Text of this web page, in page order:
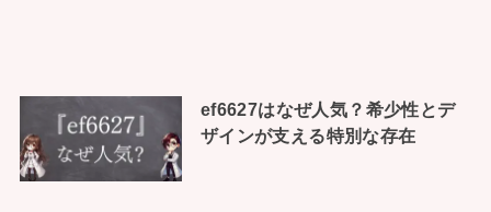
ef6627はなぜ人気？希少性とデ
ザインが支える特別な存在